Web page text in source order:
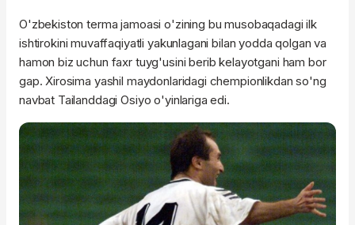
O'zbekiston terma jamoasi o'zining bu musobaqadagi ilk
ishtirokini muvaffaqiyatli yakunlagani bilan yodda qolgan va
hamon biz uchun faxr tuyg'usini berib kelayotgani ham bor
gap. Xirosima yashil maydonlaridagi chempionlikdan so'ng
navbat Tailanddagi Osiyo o'yinlariga edi.